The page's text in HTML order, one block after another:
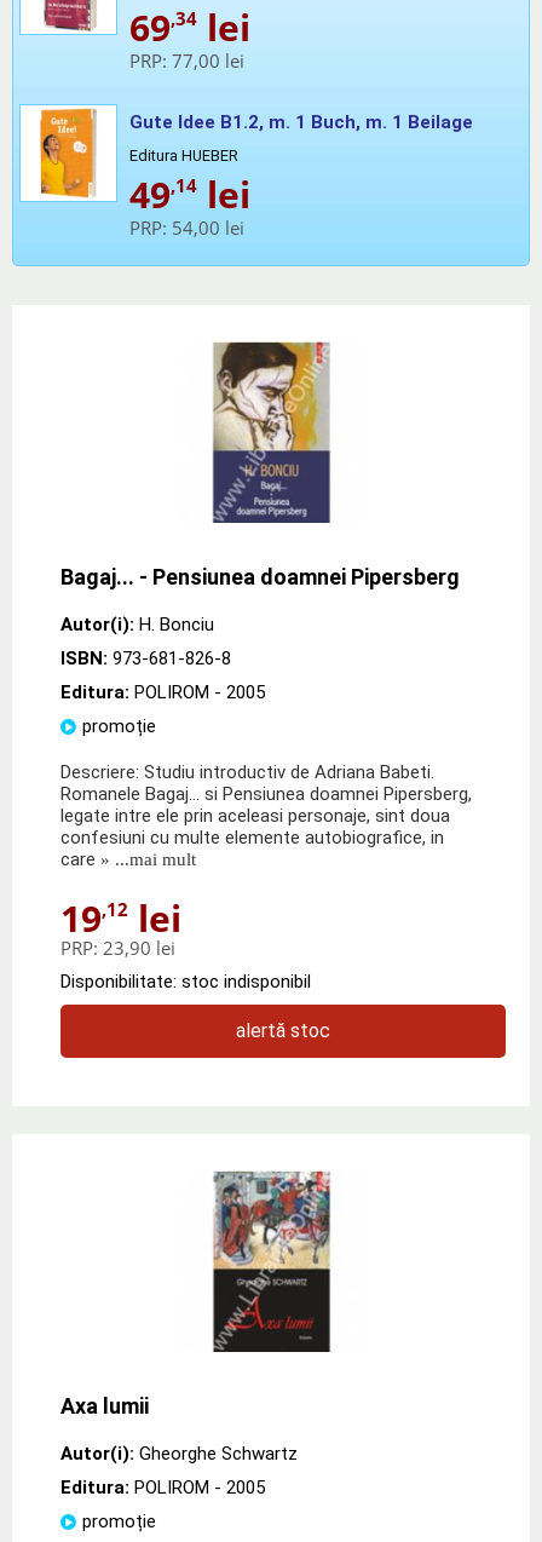
69,34 lei
PRP: 77,00 lei
Gute Idee B1.2, m. 1 Buch, m. 1 Beilage
Editura HUEBER
49,14 lei
PRP: 54,00 lei
Bagaj... - Pensiunea doamnei Pipersberg
Autor(i): H. Bonciu
ISBN: 973-681-826-8
Editura: POLIROM - 2005
promoție
Descriere: Studiu introductiv de Adriana Babeti.
Romanele Bagaj... si Pensiunea doamnei Pipersberg,
legate intre ele prin aceleasi personaje, sint doua
confesiuni cu multe elemente autobiografice, in
care » ...mai mult
19,12 lei
PRP: 23,90 lei
Disponibilitate: stoc indisponibil
alertă stoc
Axa lumii
Autor(i): Gheorghe Schwartz
Editura: POLIROM - 2005
promoție